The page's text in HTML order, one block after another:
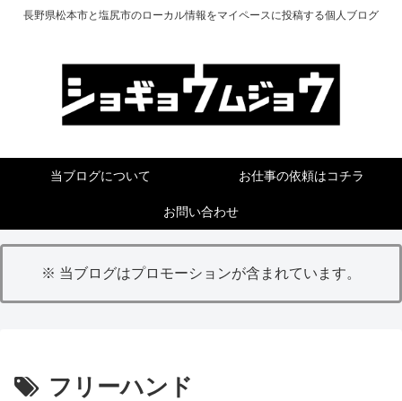
長野県松本市と塩尻市のローカル情報をマイペースに投稿する個人ブログ
当ブログについて お仕事の依頼はコチラ
お問い合わせ
※ 当ブログはプロモーションが含まれています。
フリーハンド